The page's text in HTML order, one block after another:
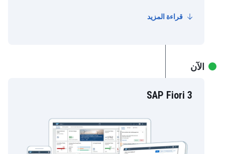
قراءة المزيد
SAP Fiori 3
الآن